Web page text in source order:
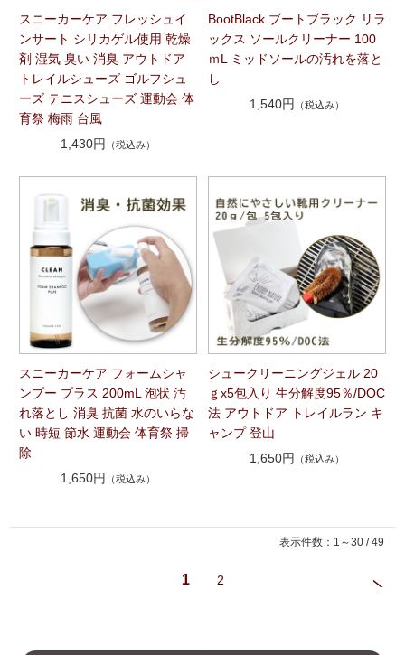
スニーカーケア フレッシュイ
ンサート シリカゲル使用 乾燥
剤 湿気 臭い 消臭 アウトドア
トレイルシューズ ゴルフシュ
ーズ テニスシューズ 運動会 体
育祭 梅雨 台風
1,430円
（税込み）
BootBlack ブートブラック リラ
ックス ソールクリーナー 100
ｍL ミッドソールの汚れを落と
し
1,540円
（税込み）
スニーカーケア フォームシャ
ンプー プラス 200mL 泡状 汚
れ落とし 消臭 抗菌 水のいらな
い 時短 節水 運動会 体育祭 掃
除
1,650円
（税込み）
シュークリーニングジェル 20
ｇx5包入り 生分解度95％/DOC
法 アウトドア トレイルラン キ
ャンプ 登山
1,650円
（税込み）
表示件数：1～30 / 49
1 2